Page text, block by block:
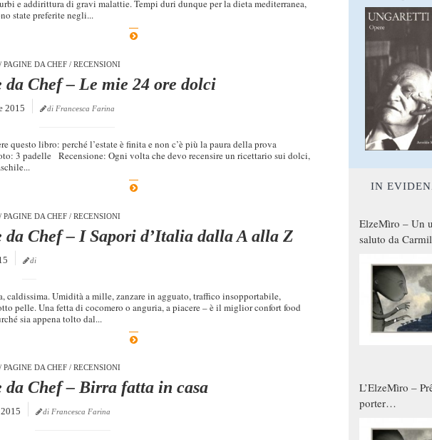
e addirittura di gravi malattie. Tempi duri dunque per la dieta mediterranea,
state preferite negli...
/ PAGINE DA CHEF / RECENSIONI
da Chef – Le mie 24 ore dolci
2015 di Francesca Farina
questo libro: perché l’estate è finita e non c’è più la paura della prova
3 padelle Recensione: Ogni volta che devo recensire un ricettario sui dolci,
/ PAGINE DA CHEF / RECENSIONI
da Chef – I Sapori d’Italia dalla A alla Z
di
caldissima. Umidità a mille, zanzare in agguato, traffico insopportabile,
pelle. Una fetta di cocomero o anguria, a piacere – è il miglior confort food
sia appena tolto dal...
/ PAGINE DA CHEF / RECENSIONI
da Chef – Birra fatta in casa
di Francesca Farina
IN
ElzeMìro – Un
saluto da
qualche modo
donne
L’ElzeMìro –
porter